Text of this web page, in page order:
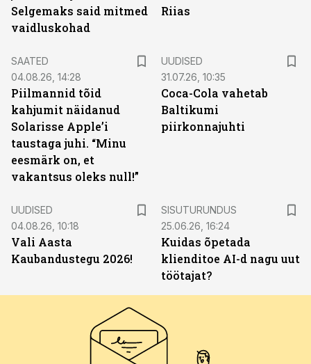
Selgemaks said mitmed
vaidluskohad
Riias
SAATED
04.08.26, 14:28
Piilmannid tõid
kahjumit näidanud
Solarisse Apple’i
taustaga juhi. “Minu
eesmärk on, et
vakantsus oleks null!”
UUDISED
31.07.26, 10:35
Coca-Cola vahetab
Baltikumi
piirkonnajuhti
UUDISED
04.08.26, 10:18
Vali Aasta
Kaubandustegu 2026!
SISUTURUNDUS
25.06.26, 16:24
Kuidas õpetada
klienditoe AI-d nagu uut
töötajat?